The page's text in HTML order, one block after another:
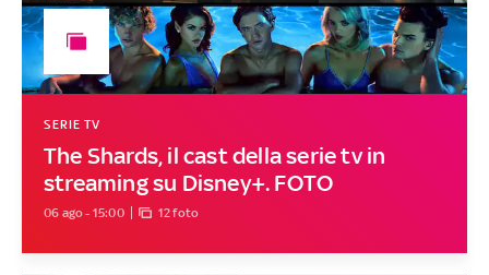
The Shards, il cast della serie tv in
streaming su Disney+. FOTO
SERIE TV
06 ago - 15:00 12 foto